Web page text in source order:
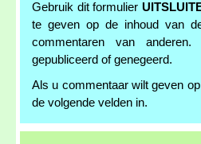
Gebruik dit formulier
te geven op de inhoud van
commentaren van anderen.
gepubliceerd of genegeerd.
Als u commentaar wilt geven
de volgende velden in.